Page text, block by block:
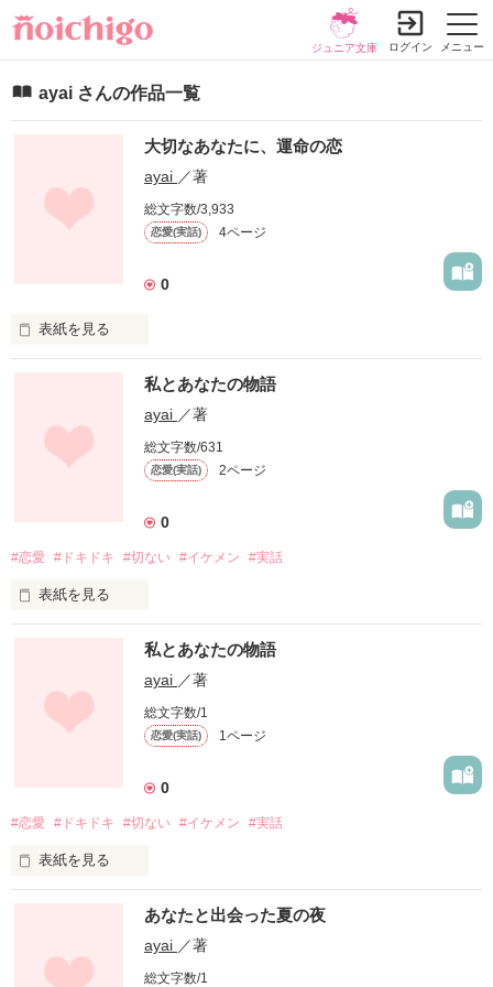
メニュー
ジュニア文庫 ログイン
ayai さんの作品一覧
大切なあなたに、運命の恋
ayai ／著
総文字数/3,933
恋愛(実話) 4ページ
0
表紙を見る
嘘な告白をしてきたあなた。それが出会い…なのか…
                               (ﾊﾏﾅｶﾏｻｷ)
             天然×バカ×アホ×キチガイ元気
                              (ﾌｼﾞﾅﾐｱﾔｲ)
『もし、俺がお前のこと好きって言ったらどうする？』
私とあなたの物語
ayai ／著
総文字数/631
恋愛(実話) 2ページ
0
#恋愛 #ドキドキ #切ない #イケメン #実話
表紙を見る
初めて作りました!!
変なところとかもあるかもしれませんが呼んでくれると嬉しい
です！
バカすぎの天才
浜中雅也
アジア系のハーフ
私とあなたの物語
ayai ／著
総文字数/1
恋愛(実話) 1ページ
0
#恋愛 #ドキドキ #切ない #イケメン #実話
表紙を見る
初めて作りました!!
変なところとかもあるかもしれませんが呼んでくれると嬉しい
です！
あなたと出会った夏の夜
ayai ／著
総文字数/1